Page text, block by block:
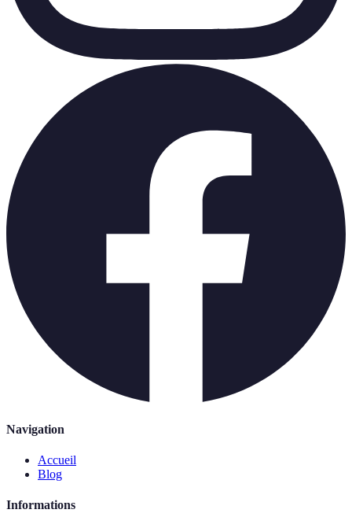
Navigation
Accueil
Blog
Informations